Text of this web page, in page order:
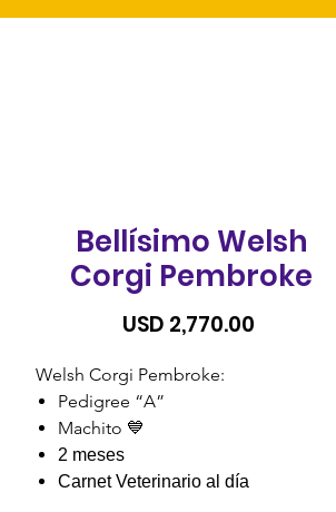
Bellísimo Welsh
Corgi Pembroke
USD 2,770.00
Welsh Corgi Pembroke:
Pedigree “A”
Machito 💙
2 meses
Carnet Veterinario al día